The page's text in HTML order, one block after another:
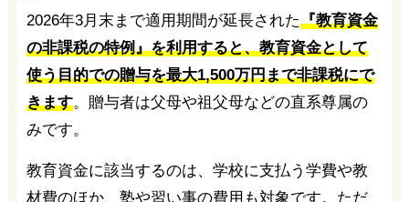
2026年3月末まで適用期間が延長された『教育資金
の非課税の特例』を利用すると、教育資金として
使う目的での贈与を最大1,500万円まで非課税にで
きます。贈与者は父母や祖父母などの直系尊属の
みです。
教育資金に該当するのは、学校に支払う学費や教
材費のほか、塾や習い事の費用も対象です。ただ